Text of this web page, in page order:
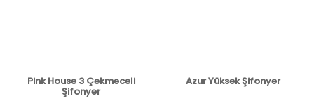
Pink House 3 Çekmeceli
Şifonyer
Azur Yüksek Şifonyer